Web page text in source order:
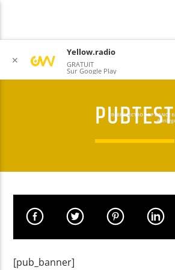
YELLOW RADIO
#ONLYGOODVIBES
PUBTEST
[pub_banner]
✕
Yellow.radio
GRATUIT
Sur Google Play